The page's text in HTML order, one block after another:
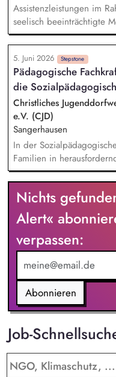
Assistenzleistungen im
seelisch beeinträchtigte
Teilhabe am
und Leistungsplanung,
und anderen
5. Juni 2026 Stepstone
Pädagogische
die
Christliches
e.V. (CJD)
Sangerhausen
In der
Familien in
ressourcenorientiert und
Erziehungskompetenz,
und Jugendlichen und
tragfähige Perspektiven
eng mit dem Jugendamt
zusammen. Ambulante,
Unterstützung und
Alltags- und
Erziehungskompetenzen
Entwicklung von Kindern
Nichts
Alert«
verpassen:
Abonnieren
Job-